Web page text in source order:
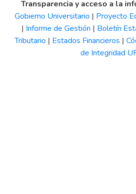
Transparencia y acceso a la
Gobierno Universitario | Proyecto
| Informe de Gestión | Boletín
Tributario | Estados Financieros |
de Integridad